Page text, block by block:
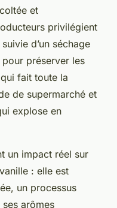
et
privilégient
d’un séchage
pour préserver les
qui fait toute la
de supermarché et
explose en
un impact réel sur
: elle est
un processus
arômes